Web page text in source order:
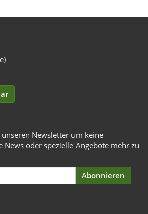
Newsletter um keine
News oder spezielle Angebote mehr zu
Abonnieren